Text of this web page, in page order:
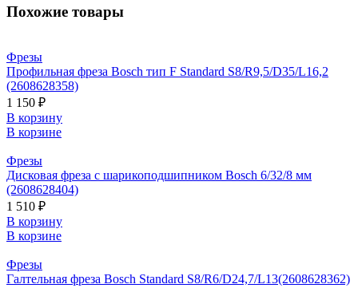
Похожие товары
Фрезы
Профильная фреза Bosch тип F Standard S8/R9,5/D35/L16,2
(2608628358)
1 150 ₽
В корзину
В корзине
Фрезы
Дисковая фреза с шарикоподшипником Bosch 6/32/8 мм
(2608628404)
1 510 ₽
В корзину
В корзине
Фрезы
Галтельная фреза Bosch Standard S8/R6/D24,7/L13(2608628362)